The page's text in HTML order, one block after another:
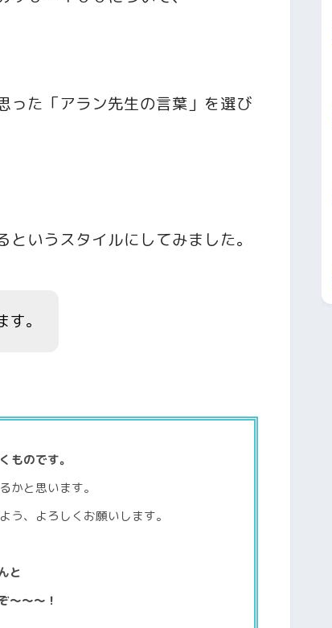
った「アラン先生の言葉」を選び
いうスタイルにしてみました。
。
ものです。
かと思います。
う、よろしくお願いします。
と
～～～！